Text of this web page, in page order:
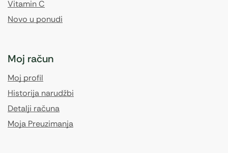
Vitamin C
Novo u ponudi
Moj račun
Moj profil
Historija narudžbi
Detalji računa
Moja Preuzimanja